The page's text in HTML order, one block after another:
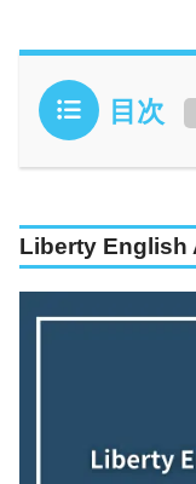
目次
Liberty English